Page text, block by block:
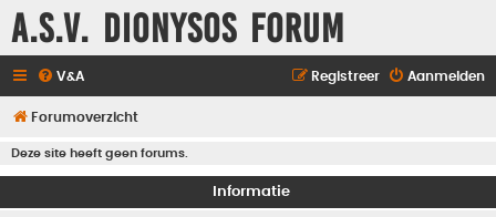
A.S.V. Dionysos Forum
V&A Aanmelden
Registreer
Forumoverzicht
Deze site heeft geen forums.
Informatie